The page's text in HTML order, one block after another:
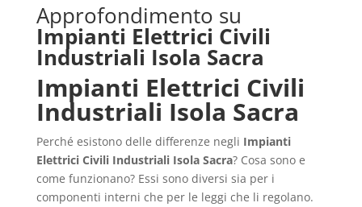
Approfondimento su
Impianti Elettrici Civili
Industriali Isola Sacra
Impianti Elettrici Civili
Industriali Isola Sacra
Perché esistono delle differenze negli Impianti
Elettrici Civili Industriali Isola Sacra? Cosa sono e
come funzionano? Essi sono diversi sia per i
componenti interni che per le leggi che li regolano.